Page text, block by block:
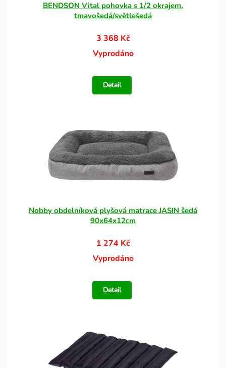
BENDSON Vital pohovka s 1/2 okrajem,
tmavošedá/světlešedá
3 368 Kč
Vyprodáno
Detail
Nobby obdelníková plyšová matrace JASIN šedá
90x64x12cm
1 274 Kč
Vyprodáno
Detail